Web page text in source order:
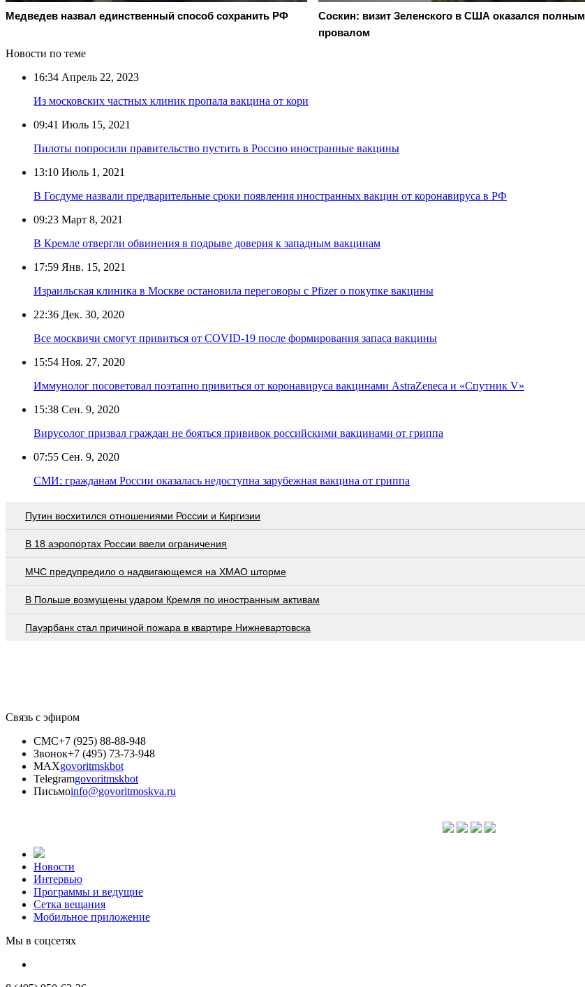
Медведев назвал единственный способ сохранить РФ
Соскин: визит Зеленского в США оказался полным
провалом
Новости по теме
16:34 Апрель 22, 2023
Из московских частных клиник пропала вакцина от кори
09:41 Июль 15, 2021
Пилоты попросили правительство пустить в Россию иностранные вакцины
13:10 Июль 1, 2021
В Госдуме назвали предварительные сроки появления иностранных вакцин от коронавируса в РФ
09:23 Март 8, 2021
В Кремле отвергли обвинения в подрыве доверия к западным вакцинам
17:59 Янв. 15, 2021
Израильская клиника в Москве остановила переговоры с Pfizer о покупке вакцины
22:36 Дек. 30, 2020
Все москвичи смогут привиться от COVID-19 после формирования запаса вакцины
15:54 Ноя. 27, 2020
Иммунолог посоветовал поэтапно привиться от коронавируса вакцинами AstraZeneca и «Спутник V»
15:38 Сен. 9, 2020
Вирусолог призвал граждан не бояться прививок российскими вакцинами от гриппа
07:55 Сен. 9, 2020
СМИ: гражданам России оказалась недоступна зарубежная вакцина от гриппа
Путин восхитился отношениями России и Киргизии
В 18 аэропортах России ввели ограничения
МЧС предупредило о надвигающемся на ХМАО шторме
В Польше возмущены ударом Кремля по иностранным активам
Пауэрбанк стал причиной пожара в квартире Нижневартовска
Связь с эфиром
СМС+7 (925) 88-88-948
Звонок+7 (495) 73-73-948
MAXgovoritmskbot
Telegramgovoritmskbot
Письмоinfo@govoritmoskva.ru
Новости
Интервью
Программы и ведущие
Сетка вещания
Мобильное приложение
Мы в соцсетях